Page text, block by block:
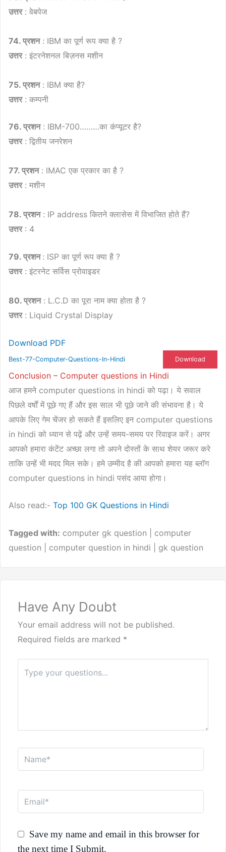
उत्तर: वेबपेज
74. प्रशन: IBM का पूर्ण रूप क्या है ?
उत्तर: इंटरनेशनल बिज़नस मशीन
75. प्रशन: IBM क्या है?
उत्तर: कम्पनी
76. प्रशन: IBM-700………का कंप्यूटर है?
उत्तर: द्वितीय जनरेशन
77. प्रशन: IMAC एक प्रकार का है ?
उत्तर: मशीन
78. प्रशन: IP address कितने क्लासेस में विभाजित होते हैं?
उत्तर: 4
79. प्रशन : ISP का पूर्ण रूप क्या है ?
उत्तर: इंटरनेट सर्विस प्रोवाइडर
80. प्रशन: L.C.D का पूरा नाम क्या होता है ?
उत्तर: Liquid Crystal Display
Download PDF
Best-77-Computer-Questions-In-Hindi Download
Conclusion – Computer questions in Hindi
आज हमने computer questions in hindi को पढ़ा। ये सवाल
पिछले वर्षों में पूछे गए हैं और इस साल भी पूछे जाने की संभावना है। ये
आपके लिए गेम चेंजर हो सकते हैं इसलिए इन computer questions
in hindi को ध्यान से पढ़ें और उन्हें समय-समय पर रिवाइज करें। अगर
आपको हमारा कंटेंट अच्छा लगा तो अपने दोस्तों के साथ शेयर जरूर करे
ताकि उन्हें भी मदद मिल सके। हमे उम्मीद है की आपको हमारा यह ब्लॉग
computer questions in hindi पसंद आया होगा।
Also read:- Top 100 GK Questions in Hindi
Tagged with: computer gk question | computer
question | computer question in hindi | gk question
Have Any Doubt
Your email address will not be published.
Required fields are marked *
here..
Name*
Email*
Save my name and email in this browser for
the next time I Submit.